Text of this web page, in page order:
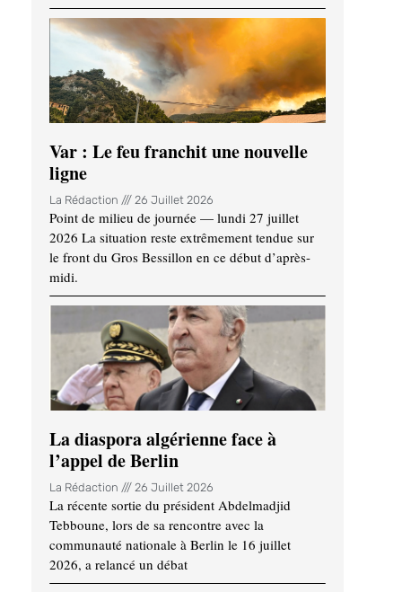
Var : Le feu franchit une nouvelle
ligne
La Rédaction 26 Juillet 2026
Point de milieu de journée — lundi 27 juillet
2026 La situation reste extrêmement tendue sur
le front du Gros Bessillon en ce début d’après-
midi.
La diaspora algérienne face à
l’appel de Berlin
La Rédaction 26 Juillet 2026
La récente sortie du président Abdelmadjid
Tebboune, lors de sa rencontre avec la
communauté nationale à Berlin le 16 juillet
2026, a relancé un débat